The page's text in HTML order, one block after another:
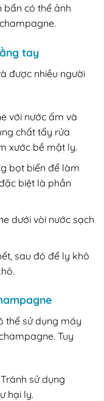
bẩn có thể ảnh
tay
được nhiều người
với nước ấm và
chất tẩy rửa
xước bề mặt ly.
bọt biển để làm
biệt là phần
dưới vòi nước sạch
sau đó để ly khô
thể sử dụng máy
Tuy
Tránh sử dụng
hại ly.